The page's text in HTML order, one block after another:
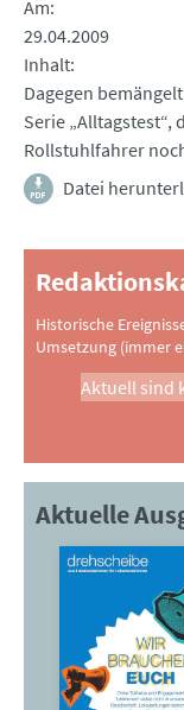
Am
29.04.2009
Inhalt
Dagegen
Serie „Alltagstest“,
Rollstuhlfahrer
Datei
Historische
Umsetzung (immer
Aktuell sind
Aktuelle